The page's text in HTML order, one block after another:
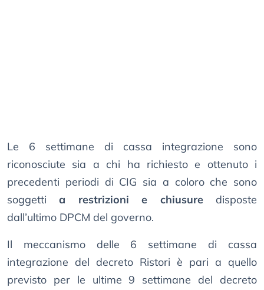
Le 6 settimane di cassa integrazione sono
riconosciute sia a chi ha richiesto e ottenuto i
precedenti periodi di CIG sia a coloro che sono
soggettia restrizioni e chiusuredisposte
dall’ultimo DPCM del governo.
Il meccanismo delle 6 settimane di cassa
integrazione del decreto Ristori è pari a quello
previsto per le ultime 9 settimane del decreto